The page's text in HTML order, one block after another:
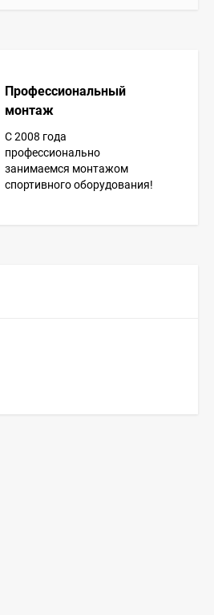
Профессиональный
монтаж
С 2008 года
профессионально
занимаемся монтажом
спортивного оборудования!